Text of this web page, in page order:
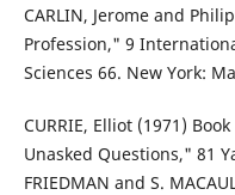
CARLIN, Jerome and
Profession," 9
Sciences 66. New York:
CURRIE, Elliot (1971)
Unasked Questions," 81
FRIEDMAN and S.